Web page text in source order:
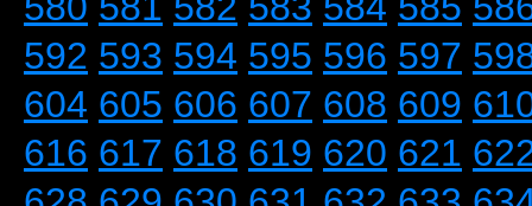
592 593 594 595 596 597
604 605 606 607 608 609
616 617 618 619 620 621